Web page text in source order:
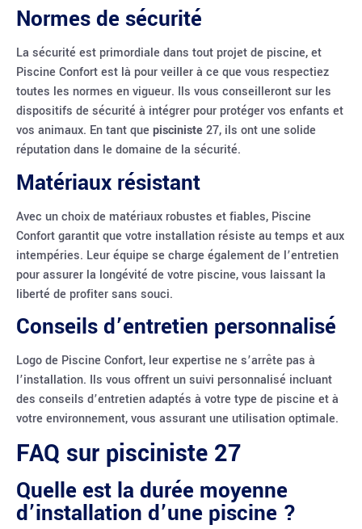
Normes de sécurité
La sécurité est primordiale dans tout projet de piscine, et
Piscine Confort est là pour veiller à ce que vous respectiez
toutes les normes en vigueur. Ils vous conseilleront sur les
dispositifs de sécurité à intégrer pour protéger vos enfants et
vos animaux. En tant que pisciniste27, ils ont une solide
réputation dans le domaine de la sécurité.
Matériaux résistant
Avec un choix de matériaux robustes et fiables, Piscine
Confort garantit que votre installation résiste au temps et aux
intempéries. Leur équipe se charge également de l’entretien
pour assurer la longévité de votre piscine, vous laissant la
liberté de profiter sans souci.
Conseils d’entretien personnalisé
Logo de Piscine Confort, leur expertise ne s’arrête pas à
l’installation. Ils vous offrent un suivi personnalisé incluant
des conseils d’entretien adaptés à votre type de piscine et à
votre environnement, vous assurant une utilisation optimale.
FAQ sur pisciniste 27
Quelle est la durée moyenne
d’installation d’une piscine ?